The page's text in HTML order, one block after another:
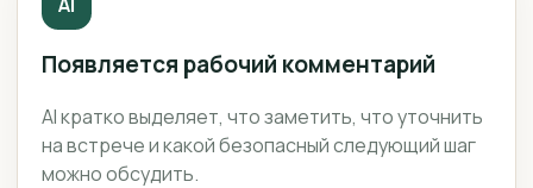
Появляется рабочий комментарий
AI кратко выделяет, что заметить, что уточнить
на встрече и какой безопасный следующий шаг
можно обсудить.